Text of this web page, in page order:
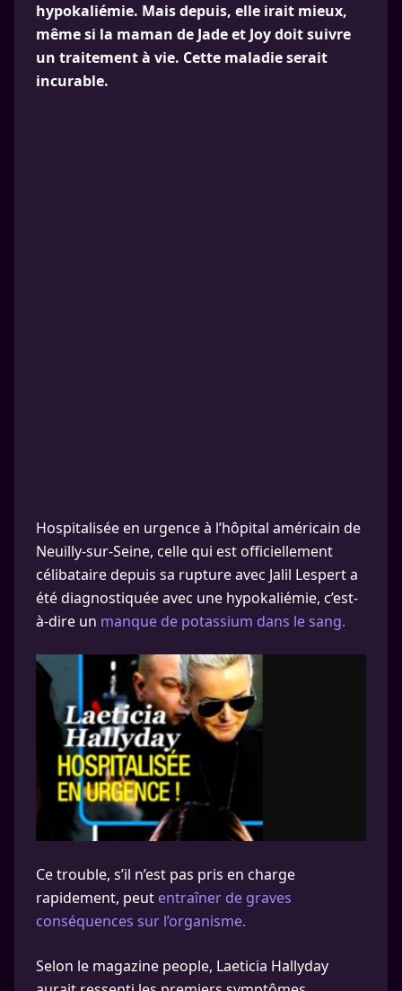
hypokaliémie. Mais depuis, elle irait mieux,
même si la maman de Jade et Joy doit suivre
un traitement à vie. Cette maladie serait
incurable.
Hospitalisée en urgence à l’hôpital américain de
Neuilly-sur-Seine, celle qui est officiellement
célibataire depuis sa rupture avec Jalil Lespert a
été diagnostiquée avec une hypokaliémie, c’est-
à-dire un manque de potassium dans le sang.
Ce trouble, s’il n’est pas pris en charge
rapidement, peut entraîner de graves
conséquences sur l’organisme.
Selon le magazine people, Laeticia Hallyday